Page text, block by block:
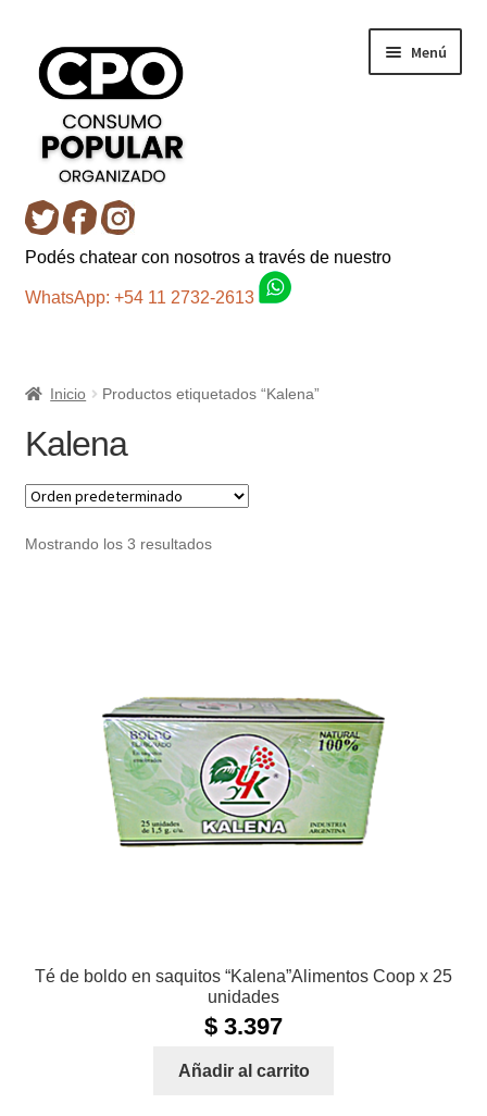
navegación
contenido
Menú
Inicio
Carro
Fondo AC
Mi cuenta
Sobre el Portal
Sugerencias y consultas
Podés chatear con nosotros a través de nuestro
WhatsApp: +54 11 2732-2613
Inicio Productos etiquetados “Kalena”
Kalena
Mostrando los 3 resultados
Té de boldo en saquitos “Kalena”Alimentos Coop x 25
unidades
$ 3.397
Añadir al carrito